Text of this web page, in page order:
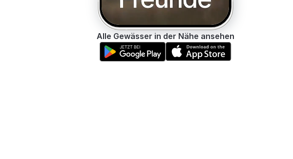
Alle Gewässer in der Nähe ansehen